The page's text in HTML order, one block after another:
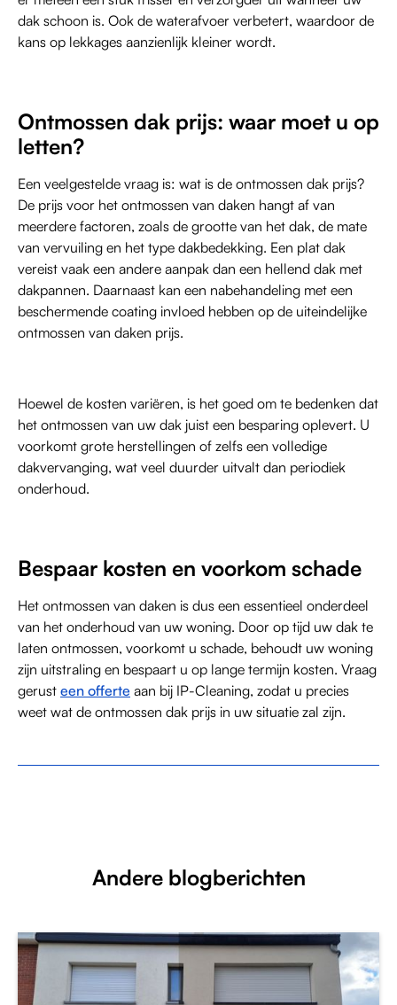
dak schoon is. Ook de waterafvoer verbetert, waardoor de
kans op lekkages aanzienlijk kleiner wordt.
Ontmossen dak prijs: waar moet u op
letten?
Een veelgestelde vraag is: wat is de ontmossen dak prijs?
De prijs voor het ontmossen van daken hangt af van
meerdere factoren, zoals de grootte van het dak, de mate
van vervuiling en het type dakbedekking. Een plat dak
vereist vaak een andere aanpak dan een hellend dak met
dakpannen. Daarnaast kan een nabehandeling met een
beschermende coating invloed hebben op de uiteindelijke
ontmossen van daken prijs.
Hoewel de kosten variëren, is het goed om te bedenken dat
het ontmossen van uw dak juist een besparing oplevert. U
voorkomt grote herstellingen of zelfs een volledige
dakvervanging, wat veel duurder uitvalt dan periodiek
onderhoud.
Bespaar kosten en voorkom schade
Het ontmossen van daken is dus een essentieel onderdeel
van het onderhoud van uw woning. Door op tijd uw dak te
laten ontmossen, voorkomt u schade, behoudt uw woning
zijn uitstraling en bespaart u op lange termijn kosten. Vraag
gerust een offerte aan bij IP-Cleaning, zodat u precies
weet wat de ontmossen dak prijs in uw situatie zal zijn.
Andere blogberichten